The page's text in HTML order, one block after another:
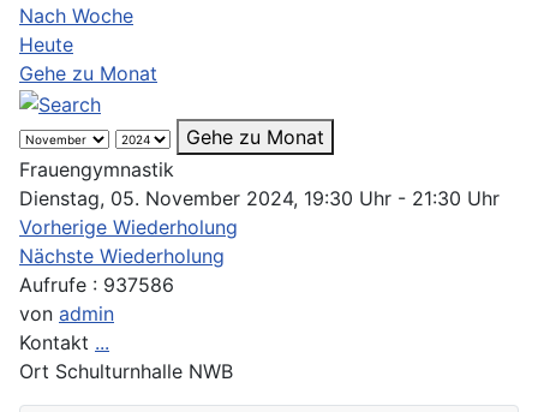
Nach Woche
Heute
Gehe zu Monat
Gehe zu Monat
Frauengymnastik
Dienstag, 05. November 2024, 19:30 Uhr - 21:30 Uhr
Vorherige Wiederholung
Nächste Wiederholung
Aufrufe : 937586
von admin
Kontakt ...
Ort Schulturnhalle NWB